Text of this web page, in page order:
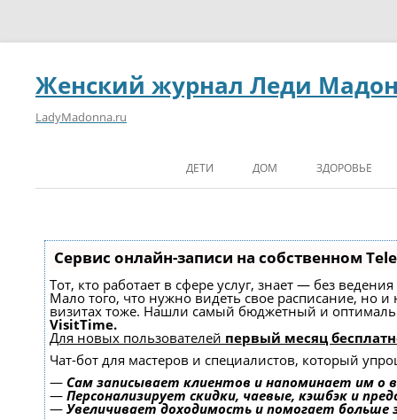
Женский журнал Леди
LadyMadonna.ru
ДЕТИ ДОМ ЗДОРОВЬЕ
Сервис онлайн-записи на собственном
Тот, кто работает в сфере услуг, знает — без
Мало того, что нужно видеть свое расписание, но
визитах тоже. Нашли самый бюджетный и
VisitTime.
Для новых пользователей первый месяц
Чат-бот для мастеров и специалистов, который
— Сам записывает клиентов и напоминает им о
— Персонализирует скидки, чаевые, кэшбэк и
— Увеличивает доходимость и помогает